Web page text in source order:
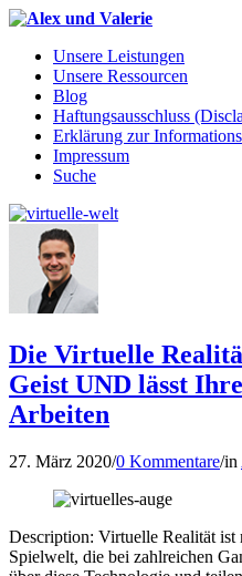
Unsere Leistungen
Unsere Ressourcen
Blog
Haftungsausschluss
Erklärung zur
Impressum
Suche
Die Virtuelle
Geist UND lässt
Arbeiten
27. März 2020/0 Kommentare/in
Description: Virtuelle Realität ist
Spielwelt, die bei zahlreichen